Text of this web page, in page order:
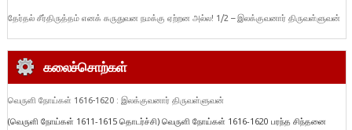
தேர்தல் சீர்திருத்தம் எனக் கருதுவன நமக்கு ஏற்றன அல்ல! 1/2 – இலக்குவனார் திருவள்ளுவன்
கலைச்சொற்கள்
வெருளி நோய்கள் 1616-1620 : இலக்குவனார் திருவள்ளுவன்
(வெருளி நோய்கள் 1611-1615 தொடர்ச்சி) வெருளி நோய்கள் 1616-1620 பரந்த சிந்தனை